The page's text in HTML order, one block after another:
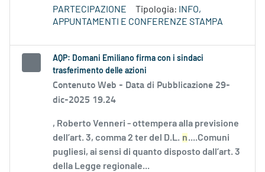
PARTECIPAZIONE
Tipologia:
INFO,
APPUNTAMENTI E CONFERENZE STAMPA
AQP: Domani Emiliano firma con i sindaci
trasferimento delle azioni
Contenuto Web - Data di Pubblicazione 29-
dic-2025 19.24
, Roberto Venneri - ottempera alla previsione
dell’art. 3, comma 2 ter del D.L. n....Comuni
pugliesi, ai sensi di quanto disposto dall’art. 3
della Legge regionale...